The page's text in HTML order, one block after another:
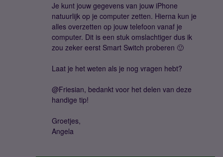
Je kunt jouw gegevens van jouw iPhone
natuurlijk op je computer zetten. Hierna kun je
alles overzetten op jouw telefoon vanaf je
computer. Dit is een stuk omslachtiger dus ik
zou zeker eerst Smart Switch proberen 🙂
Laat je het weten als je nog vragen hebt?
@Friesian, bedankt voor het delen van deze
handige tip!
Groetjes,
Angela